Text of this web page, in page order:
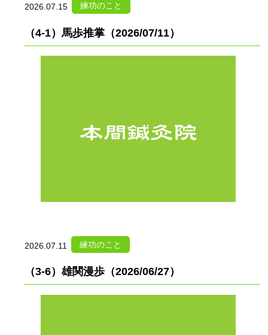
2026.07.15 練功のこと
（4-1）馬歩推掌（2026/07/11）
2026.07.11 練功のこと
（3-6）雄関漫歩（2026/06/27）